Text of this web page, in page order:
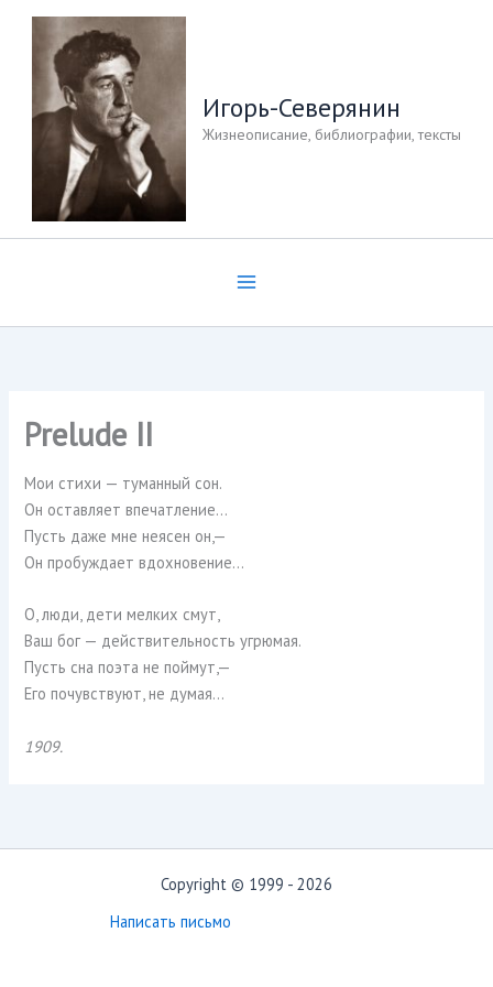
Перейти
содержимому
Игорь-Северянин
Жизнеописание, библиографии, тексты
Prelude II
Мои стихи — туманный сон.
Он оставляет впечатление…
Пусть даже мне неясен он,—
Он пробуждает вдохновение…
О, люди, дети мелких смут,
Ваш бог — действительность угрюмая.
Пусть сна поэта не поймут,—
Его почувствуют, не думая…
1909.
Copyright © 1999 - 2026
Написать письмо